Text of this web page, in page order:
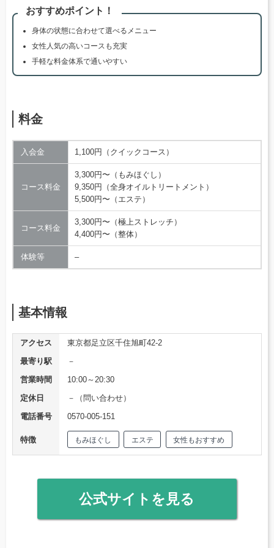
おすすめポイント！
身体の状態に合わせて選べるメニュー
女性人気の高いコースも充実
手軽な料金体系で通いやすい
料金
入会金 1,100円（クイックコース）
コース料金
3,300円〜（もみほぐし）
9,350円（全身オイルトリートメント）
5,500円〜（エステ）
コース料金
3,300円〜（極上ストレッチ）
4,400円〜（整体）
体験等 –
基本情報
アクセス
東京都足立区千住旭町42-2
最寄り駅
－
営業時間
10:00～20:30
定休日
－（問い合わせ）
電話番号
0570-005-151
特徴 もみほぐし エステ 女性もおすすめ
公式サイトを見る